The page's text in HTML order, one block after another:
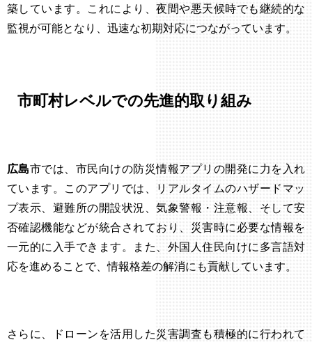
築しています。これにより、夜間や悪天候時でも継続的な
監視が可能となり、迅速な初期対応につながっています。
市町村レベルでの先進的取り組み
広島市では、市民向けの防災情報アプリの開発に力を入れ
ています。このアプリでは、リアルタイムのハザードマッ
プ表示、避難所の開設状況、気象警報・注意報、そして安
否確認機能などが統合されており、災害時に必要な情報を
一元的に入手できます。また、外国人住民向けに多言語対
応を進めることで、情報格差の解消にも貢献しています。
さらに、ドローンを活用した災害調査も積極的に行われて